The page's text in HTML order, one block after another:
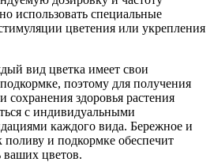
использовать специальные
цветения или укрепления
вид цветка имеет свои
поэтому для получения
сохранения здоровья растения
с индивидуальными
каждого вида. Бережное и
и подкормке обеспечит
ваших цветов.